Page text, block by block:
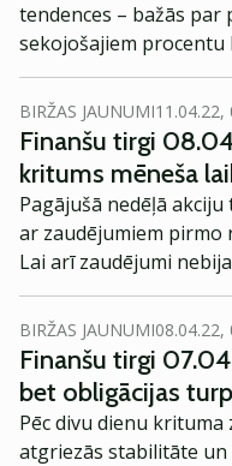
tendences – bažās
sekojošajiem procentu
indeksos bija vērojams
BIRŽAS JAUNUMI11.04.22,
Finanšu tirgi
kritums mēneša
Pagājušā nedēļā
ar zaudējumiem pirmo
Lai arī zaudējumi
kāpumam akciju tirgos.
BIRŽAS JAUNUMI08.04.22,
Finanšu tirgi
bet obligācijas
Pēc divu dienu krituma
atgriezās stabilitāte